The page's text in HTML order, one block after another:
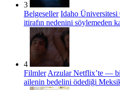
3
Belgeseller Idaho
itirafın nedenini söylemeden
4
Filmler Arzular Netflix’te —
ailenin bedelini ödediği